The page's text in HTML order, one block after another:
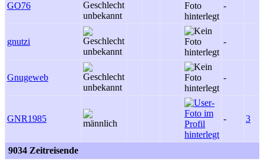
GO76 -
gnutzi -
Gnugeweb -
GNR1985 - 3
9034 Zeitreisende